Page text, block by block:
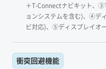
＋T-Connectナビキット、
ョンシステムを含む)、④デ
ビ対応)、⑤ディスプレイオ
衝突回避機能